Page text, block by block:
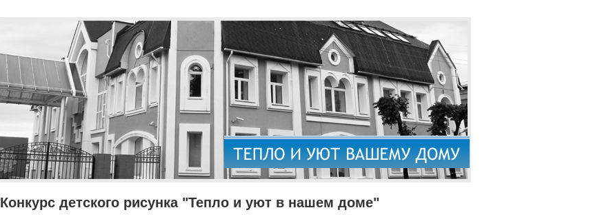
Конкурс детского рисунка "Тепло и уют в нашем доме"